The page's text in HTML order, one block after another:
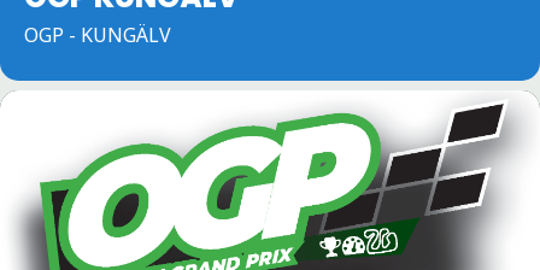
OGP - KUNGÄLV